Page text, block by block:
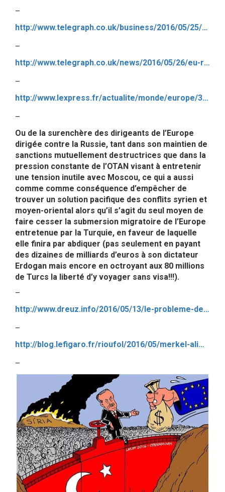
–
http://www.telegraph.co.uk/business/2016/05/25/brexit-will-make-us-richer-thats-why-leave-could-still-win/
–
http://www.telegraph.co.uk/news/2016/05/26/eu-referendum-lord-ashcroft-poll-finds-nearly-two-thirds-of-vote/
–
http://www.lexpress.fr/actualite/monde/europe/300-femmes-et-hommes-d-affaires-britanniques-se-prononcent-pour-le-brexit_1792616.html#xtor=AL-447
–
Ou de la surenchère des dirigeants de l’Europe
dirigée contre la Russie, tant dans son maintien de
sanctions mutuellement destructrices que dans la
pression constante de l’OTAN visant à entretenir
une tension inutile avec Moscou, ce qui a aussi
comme comme conséquence d’empêcher de
trouver un solution pacifique des conflits syrien et
moyen-oriental alors qu’il s’agit du seul moyen de
faire cesser la submersion migratoire de l’Europe
entretenue par la Turquie, en faveur de laquelle
elle finira par abdiquer (pas seulement en payant
des dizaines de milliards d’euros à son dictateur
Erdogan mais encore en octroyant aux 80 millions
de Turcs la liberté d’y voyager sans visa!!!).
–
http://www.dreuz.info/2016/05/13/le-probleme-de-leurope-elle-est-defendue-par-lotan-dont-la-2e-plus-grande-armee-est-turque/
–
http://blog.lefigaro.fr/rioufol/2016/05/merkel-alimente-le-populisme-q.html
–